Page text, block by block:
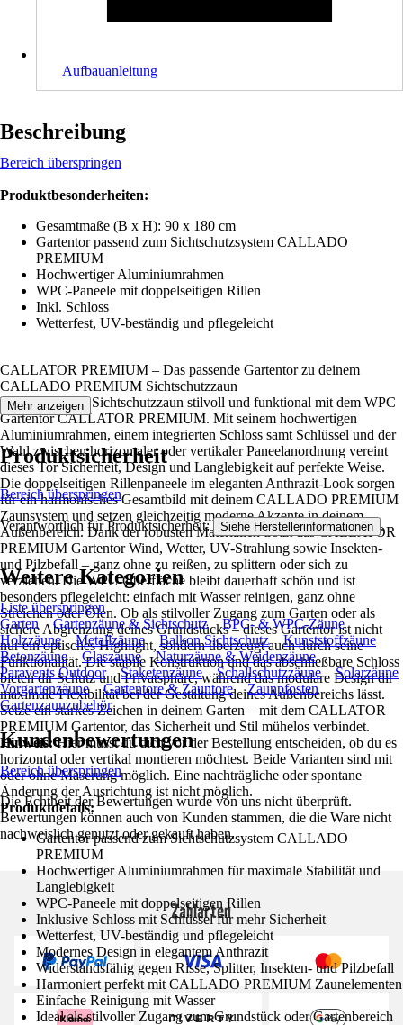
Aufbauanleitung
Beschreibung
Bereich überspringen
Produktbesonderheiten:
Gesamtmaße (B x H): 90 x 180 cm
Gartentor passend zum Sichtschutzsystem CALLADO
PREMIUM
Hochwertiger Aluminiumrahmen
WPC-Paneele mit doppelseitigen Rillen
Inkl. Schloss
Wetterfest, UV-beständig und pflegeleicht
CALLATOR PREMIUM – Das passende Gartentor zu deinem
CALLADO PREMIUM Sichtschutzzaun
Ergänze deinen Sichtschutzzaun stilvoll und funktional mit dem WPC
Gartentor CALLATOR PREMIUM. Mit seinem hochwertigen
Aluminiumrahmen, einem integrierten Schloss samt Schlüssel und der
Wahl zwischen horizontaler oder vertikaler Paneelanordnung vereint
dieses Tor Sicherheit, Design und Langlebigkeit auf perfekte Weise.
Die doppelseitigen Rillenpaneele im eleganten Anthrazit-Look sorgen
für ein harmonisches Gesamtbild mit deinem CALLADO PREMIUM
Zaunsystem und setzen gleichzeitig moderne Akzente in deinem
Außenbereich. Dank der robusten Materialien trotzt das CALLATOR
PREMIUM Gartentor Wind, Wetter, UV-Strahlung sowie Insekten-
und Pilzbefall – ganz ohne zu reißen, zu splittern oder sich zu
verziehen. Die WPC-Oberfläche bleibt dauerhaft schön und ist
besonders pflegeleicht: einfach mit Wasser reinigen, ganz ohne
Streichen oder Ölen. Ob als stilvoller Zugang zum Garten oder als
sichere Abgrenzung deines Grundstücks – dieses Gartentor ist nicht
nur ein optisches Highlight, sondern überzeugt auch durch seine
Funktionalität. Die stabile Konstruktion und das abschließbare Schloss
bieten dir Schutz und Privatsphäre, während das modulare Design dir
maximale Flexibilität bei der Gestaltung deines Außenbereichs lässt.
Setze ein starkes Zeichen in deinem Garten – mit dem CALLATOR
PREMIUM Gartentor, das Sicherheit und Stil mühelos verbindet.
Hinweis:Hier musst du dich vor der Bestellung entscheiden, ob du es
horizontal oder vertikal montieren möchtest. Beide Varianten sind mit
oder ohne Maserung möglich. Eine nachträgliche oder spontane
Änderung der Ausrichtung ist nicht möglich.
Produktdetails:
Gartentor passend zum Sichtschutzsystem CALLADO
PREMIUM
Hochwertiger Aluminiumrahmen für maximale Stabilität und
Langlebigkeit
WPC-Paneele mit doppelseitigen Rillen
Inklusive Schloss mit Schlüssel für mehr Sicherheit
Wetterfest, UV-beständig und pflegeleicht
Modernes Design in elegantem Anthrazit
Widerstandsfähig gegen Risse, Splitter, Insekten- und Pilzbefall
Harmoniert perfekt mit CALLADO PREMIUM Zaunelementen
Einfache Reinigung mit Wasser
Ideal als stilvoller Zugang zum Grundstück oder Gartenbereich
Mehr anzeigen
Produktsicherheit
Bereich überspringen
Verantwortlich für Produktsicherheit: Siehe Herstellerinformationen .
Weitere Kategorien
Liste überspringen
Garten
Gartenzäune & Sichtschutz
BPC- & WPC-Zäune
Holzzäune
Metallzäune Balkon Sichtschutz
Kunststoffzäune
Betonzäune
Glaszäune
Naturzäune & Weidenzäune
Paravents Outdoor
Staketenzäune Schallschutzzäune
Solarzäune
Vorgartenzäune
Gartentore & Zauntore
Zaunpfosten
Gartenzaunzubehör
Kundenbewertungen
Bereich überspringen
Die Echtheit der Bewertungen wurde von uns nicht überprüft.
Bewertungen können auch von Kunden stammen, die die Ware nicht
nachweislich genutzt oder gekauft haben.
Zahlarten